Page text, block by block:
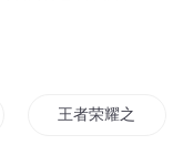
王者荣耀之重生